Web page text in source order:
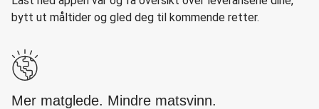
bytt ut måltider og gled deg til kommende retter.
Mer matglede. Mindre matsvinn.